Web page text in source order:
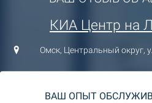
КИА Центр на
Омск, Центральный округ,
ВАШ ОПЫТ